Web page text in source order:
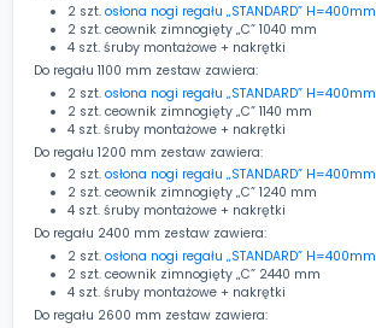
2 szt.osłona nogi regału „STANDARD” H=400mm
2 szt. ceownik zimnogięty „C” 1040 mm
4 szt. śruby montażowe + nakrętki
Do regału 1100 mm zestaw zawiera:
2 szt.osłona nogi regału „STANDARD” H=400mm
2 szt. ceownik zimnogięty „C” 1140 mm
4 szt. śruby montażowe + nakrętki
Do regału 1200 mm zestaw zawiera:
2 szt.osłona nogi regału „STANDARD” H=400mm
2 szt. ceownik zimnogięty „C” 1240 mm
4 szt. śruby montażowe + nakrętki
Do regału 2400 mm zestaw zawiera:
2 szt.osłona nogi regału „STANDARD” H=400mm
2 szt. ceownik zimnogięty „C” 2440 mm
4 szt. śruby montażowe + nakrętki
Do regału 2600 mm zestaw zawiera: